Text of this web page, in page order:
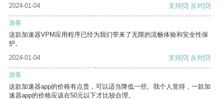
2024-01-04
支持[0] 反对[0]
游客
这款加速器VPM应用程序已经为我们带来了无限的流畅体验和安全性保
护。
2024-01-04
支持[0] 反对[0]
游客
这款加速器app的价格有点贵，可以适当降低一些。我个人觉得，一款加
速器app的价格应该在50元以下才比较合理。